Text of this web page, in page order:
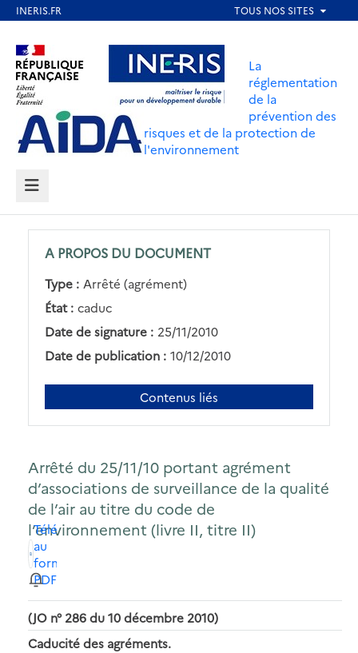
contenu
principal
Aller au contenu Aller au menu
Aller au pied de page
La
réglementation
de la
prévention des
risques et de la protection de
l'environnement
MENU
A PROPOS DU DOCUMENT
Type : Arrêté (agrément)
État : caduc
Date de signature : 25/11/2010
Date de publication : 10/12/2010
Contenus liés
Arrêté du 25/11/10 portant agrément
d’associations de surveillance de la qualité
de l’air au titre du code de
l’environnement (livre II, titre II)
Télécharger
au
format
PDF
(JO n° 286 du 10 décembre 2010)
Caducité des agréments.